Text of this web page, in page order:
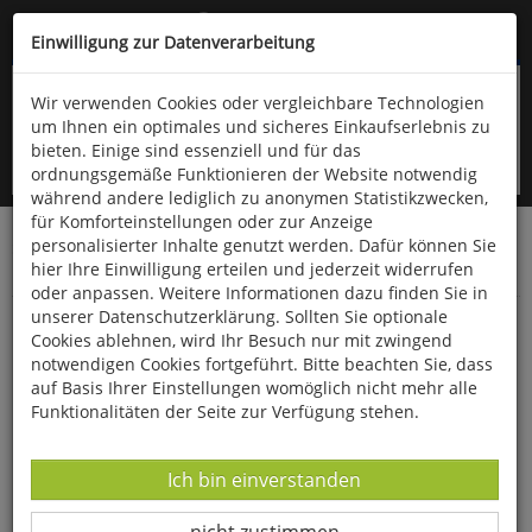
Kompletten Head der Seite überspringen
oder (06766) 9323-960
Startseite Bücher
Limpert Verlag
Fitness- und Gesundheitssport
Wie der Kater in den Muskel kommt
Einwilligung zur Datenverarbeitung
Wir verwenden Cookies oder vergleichbare Technologien
um Ihnen ein optimales und sicheres Einkaufserlebnis zu
bieten. Einige sind essenziell und für das
ordnungsgemäße Funktionieren der Website notwendig
während andere lediglich zu anonymen Statistikzwecken,
für Komforteinstellungen oder zur Anzeige
personalisierter Inhalte genutzt werden. Dafür können Sie
hier Ihre Einwilligung erteilen und jederzeit widerrufen
oder anpassen. Weitere Informationen dazu finden Sie in
unserer Datenschutzerklärung. Sollten Sie optionale
Cookies ablehnen, wird Ihr Besuch nur mit zwingend
notwendigen Cookies fortgeführt. Bitte beachten Sie, dass
auf Basis Ihrer Einstellungen womöglich nicht mehr alle
Funktionalitäten der Seite zur Verfügung stehen.
Datenverarbeitung -
Ich bin einverstanden